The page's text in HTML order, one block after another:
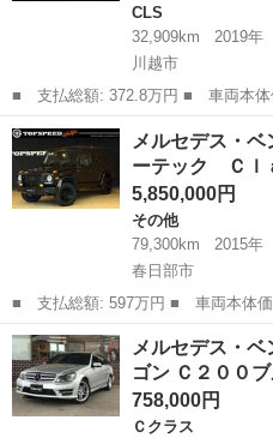
CLS
32,909km
2019年
川越市
■ 支払総額: 372.8万円 ■ 車両本体価格： 3,613,000 円 ■ メーカ
ー名： メルセデス・ベンツ ■ 車
ド名： 黒革 サンルーフ Ｂｕｒ
ＫＧ レ...
埼玉 川越市
メルセデス・
ーテック Ｃｌ
5,850,000円
その他
79,300km
2015年
春日部市
■ 支払総額: 597万円 ■ 車両本体価格： 5,850,000 円 ■ メーカー
名： メルセデス・ベンツ ■ 車種
名： Ｇ３５０ ブルーテック Ｃ
ック柄シートカ...
埼玉 春日部市 その他
メルセデス・
ゴン Ｃ２００
758,000円
Ｃクラス